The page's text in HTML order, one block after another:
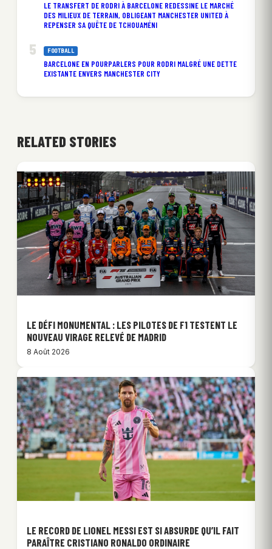
LE TRANSFERT DE RODRI À BARCELONE REDESSINE LE MARCHÉ
DES MILIEUX DE TERRAIN, OBLIGEANT MANCHESTER UNITED À
REPENSER SA QUÊTE DE TCHOUAMÉNI
FOOTBALL
BARCELONE EN POURPARLERS POUR RODRI MALGRÉ UNE DETTE
EXISTANTE ENVERS MANCHESTER CITY
RELATED STORIES
LE DÉFI MONUMENTAL : LES PILOTES DE F1 TESTENT LE
NOUVEAU VIRAGE RELEVÉ DE MADRID
8 Août 2026
LE RECORD DE LIONEL MESSI EST SI ABSURDE QU’IL FAIT
PARAÎTRE CRISTIANO RONALDO ORDINAIRE